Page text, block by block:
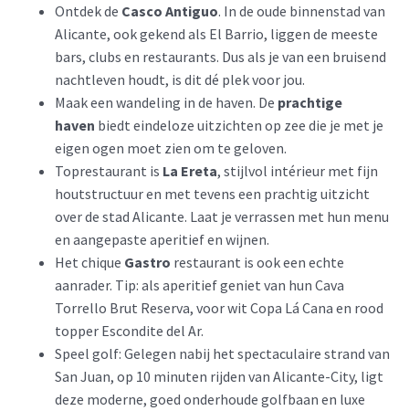
Ontdek de Casco Antiguo. In de oude binnenstad van
Alicante, ook gekend als El Barrio, liggen de meeste
bars, clubs en restaurants. Dus als je van een bruisend
nachtleven houdt, is dit dé plek voor jou.
Maak een wandeling in de haven. De prachtige
haven biedt eindeloze uitzichten op zee die je met je
eigen ogen moet zien om te geloven.
Toprestaurant is La Ereta, stijlvol intérieur met fijn
houtstructuur en met tevens een prachtig uitzicht
over de stad Alicante. Laat je verrassen met hun menu
en aangepaste aperitief en wijnen.
Het chique Gastro restaurant is ook een echte
aanrader. Tip: als aperitief geniet van hun Cava
Torrello Brut Reserva, voor wit Copa Lá Cana en rood
topper Escondite del Ar.
Speel golf: Gelegen nabij het spectaculaire strand van
San Juan, op 10 minuten rijden van Alicante-City, ligt
deze moderne, goed onderhoude golfbaan en luxe